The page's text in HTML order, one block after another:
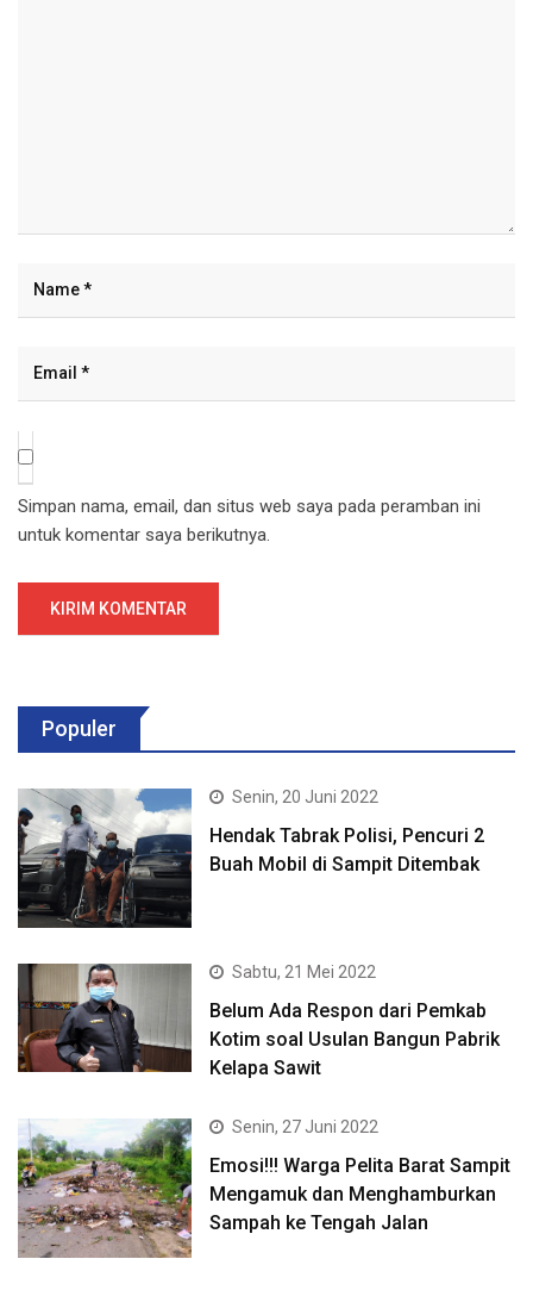
Simpan nama, email, dan situs web saya pada peramban ini
untuk komentar saya berikutnya.
Populer
Senin, 20 Juni 2022
Hendak Tabrak Polisi, Pencuri 2
Buah Mobil di Sampit Ditembak
Sabtu, 21 Mei 2022
Belum Ada Respon dari Pemkab
Kotim soal Usulan Bangun Pabrik
Kelapa Sawit
Senin, 27 Juni 2022
Emosi!!! Warga Pelita Barat Sampit
Mengamuk dan Menghamburkan
Sampah ke Tengah Jalan